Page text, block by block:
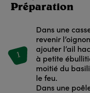
Préparation
1
Dans une
revenir
ajouter l’ail
à petite
moitié du
le feu.
Dans une